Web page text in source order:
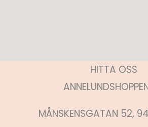
HITTA OSS
MÅNSKENSGATAN 52,